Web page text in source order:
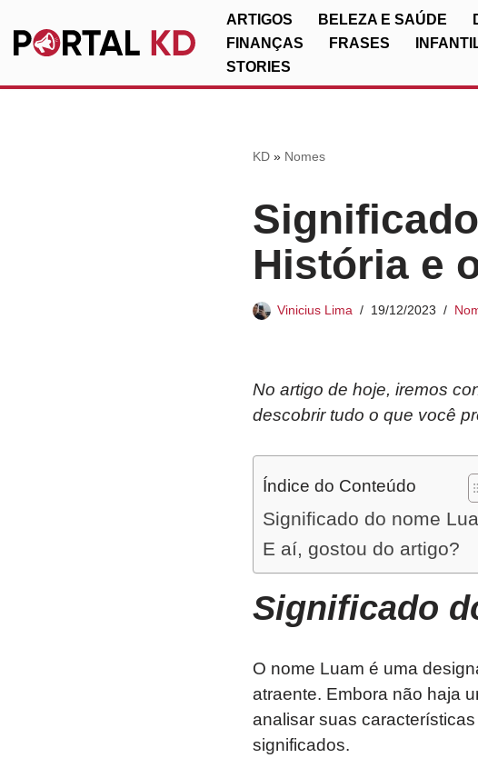
Pular
ARTIGOS BELEZA E SAÚDE
FINANÇAS
FRASES
STORIES
KD» Nomes
História e
Vinicius Lima 19/12/2023
No artigo de hoje, iremos
descobrir tudo o que você
Índice do Conteúdo
Significado do nome
E aí, gostou do artigo?
Significado
O nome Luam é uma
atraente. Embora não haja
analisar suas
significados.